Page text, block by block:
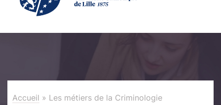
Accueil » Les métiers de la Criminologie